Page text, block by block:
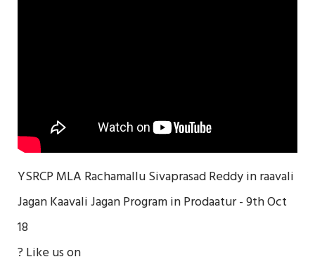
YSRCP MLA Rachamallu Sivaprasad Reddy in raavali
Jagan Kaavali Jagan Program in Prodaatur - 9th Oct
18
? Like us on